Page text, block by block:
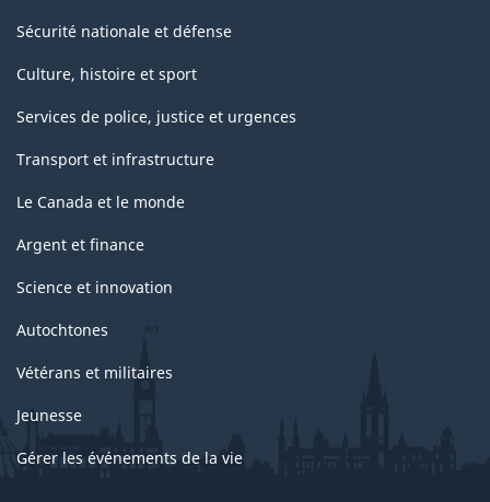
Sécurité nationale et défense
Culture, histoire et sport
Services de police, justice et urgences
Transport et infrastructure
Le Canada et le monde
Argent et finance
Science et innovation
Autochtones
Vétérans et militaires
Jeunesse
Gérer les événements de la vie